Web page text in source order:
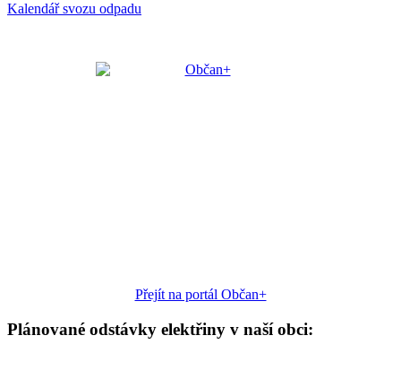
Kalendář svozu odpadu
Přejít na portál Občan+
Plánované odstávky elektřiny v naší obci: